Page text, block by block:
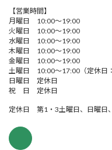
【営業時間】
月曜日 10:00～19:00
火曜日 10:00～19:00
水曜日 10:00～19:00
木曜日 10:00～19:00
金曜日 10:00～19:00
土曜日 10:00～17:00（定休日
日曜日 定休日
祝 日 定休日
定休日 第1・3土曜日、日曜日